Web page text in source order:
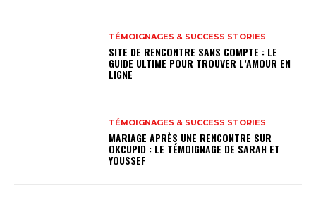
TÉMOIGNAGES & SUCCESS STORIES
SITE DE RENCONTRE SANS COMPTE : LE
GUIDE ULTIME POUR TROUVER L’AMOUR EN
LIGNE
TÉMOIGNAGES & SUCCESS STORIES
MARIAGE APRÈS UNE RENCONTRE SUR
OKCUPID : LE TÉMOIGNAGE DE SARAH ET
YOUSSEF